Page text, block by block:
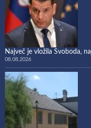
Največ je vložila Svoboda,
08.08.2026